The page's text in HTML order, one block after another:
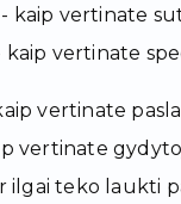
kaip vertinate
kaip vertinate
vertinate
vertinate
ilgai teko laukti